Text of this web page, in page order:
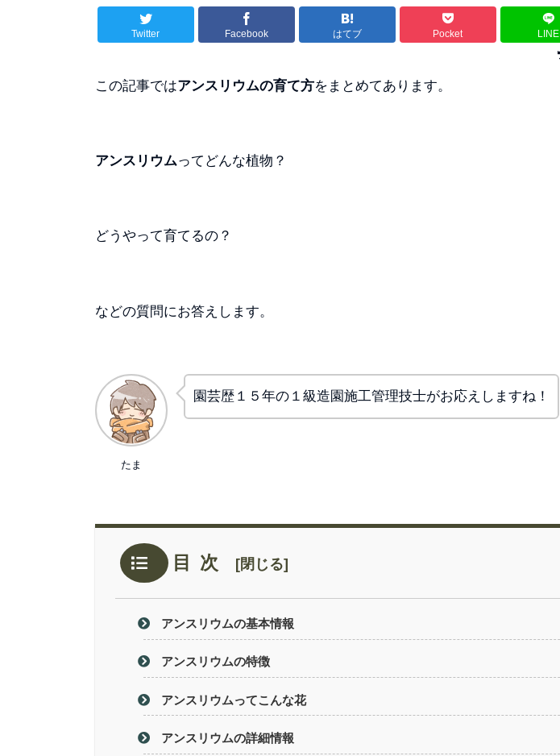
Twitter Facebook はてブ Pocket LINE
この記事ではアンスリウムの育て方をまとめてあります。
アンスリウムってどんな植物？
どうやって育てるの？
などの質問にお答えします。
たま
園芸歴１５年の１級造園施工管理技士がお応えしますね！
目次
アンスリウムの基本情報
アンスリウムの特徴
アンスリウムってこんな花
アンスリウムの詳細情報